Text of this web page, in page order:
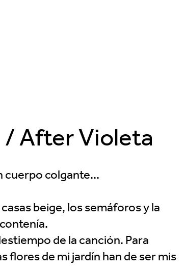
After Violeta
cuerpo colgante...
beige, los semáforos y la
de la canción. Para
flores de mi jardín han de ser mis